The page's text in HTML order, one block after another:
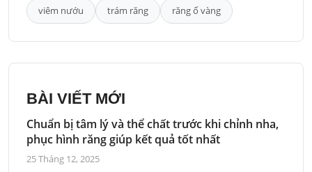
viêm nướu trám răng răng ố vàng
BÀI VIẾT MỚI
Chuẩn bị tâm lý và thể chất trước khi chỉnh nha,
phục hình răng giúp kết quả tốt nhất
25 Tháng 12, 2025